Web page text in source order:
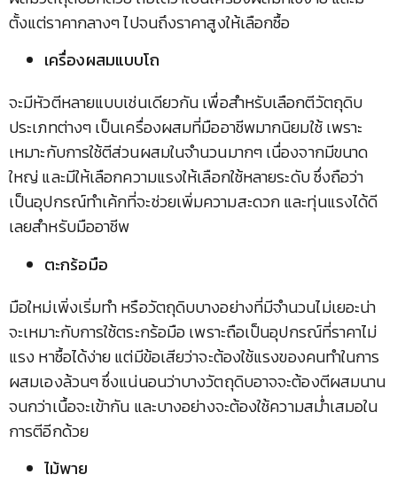
ตั้งแต่ราคากลางๆ ไปจนถึงราคาสูงให้เลือกซื้อ
เครื่องผสมแบบโถ
จะมีหัวตีหลายแบบเช่นเดียวกัน เพื่อสำหรับเลือกตีวัตถุดิบ
ประเภทต่างๆ เป็นเครื่องผสมที่มืออาชีพมากนิยมใช้ เพราะ
เหมาะกับการใช้ตีส่วนผสมในจำนวนมากๆ เนื่องจากมีขนาด
ใหญ่ และมีให้เลือกความแรงให้เลือกใช้หลายระดับ ซึ่งถือว่า
เป็นอุปกรณ์ทำเค้กที่จะช่วยเพิ่มความสะดวก และทุ่นแรงได้ดี
เลยสำหรับมืออาชีพ
ตะกร้อมือ
มือใหม่เพิ่งเริ่มทำ หรือวัตถุดิบบางอย่างที่มีจำนวนไม่เยอะน่า
จะเหมาะกับการใช้ตระกร้อมือ เพราะถือเป็นอุปกรณ์ที่ราคาไม่
แรง หาซื้อได้ง่าย แต่มีข้อเสียว่าจะต้องใช้แรงของคนทำในการ
ผสมเองล้วนๆ ซึ่งแน่นอนว่าบางวัตถุดิบอาจจะต้องตีผสมนาน
จนกว่าเนื้อจะเข้ากัน และบางอย่างจะต้องใช้ความสม่ำเสมอใน
การตีอีกด้วย
ไม้พาย